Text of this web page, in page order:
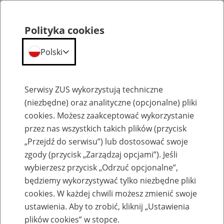
Emerytury
Baza zlikwidowanych lub
przekształconych zakładów pracy
Polityka cookies
Polski
Serwisy ZUS wykorzystują techniczne
(niezbędne) oraz analityczne (opcjonalne) pliki
cookies. Możesz zaakceptować wykorzystanie
przez nas wszystkich takich plików (przycisk
„Przejdź do serwisu”) lub dostosować swoje
zgody (przycisk „Zarządzaj opcjami”). Jeśli
wybierzesz przycisk „Odrzuć opcjonalne”,
będziemy wykorzystywać tylko niezbędne pliki
cookies. W każdej chwili możesz zmienić swoje
ustawienia. Aby to zrobić, kliknij „Ustawienia
plików cookies” w stopce.